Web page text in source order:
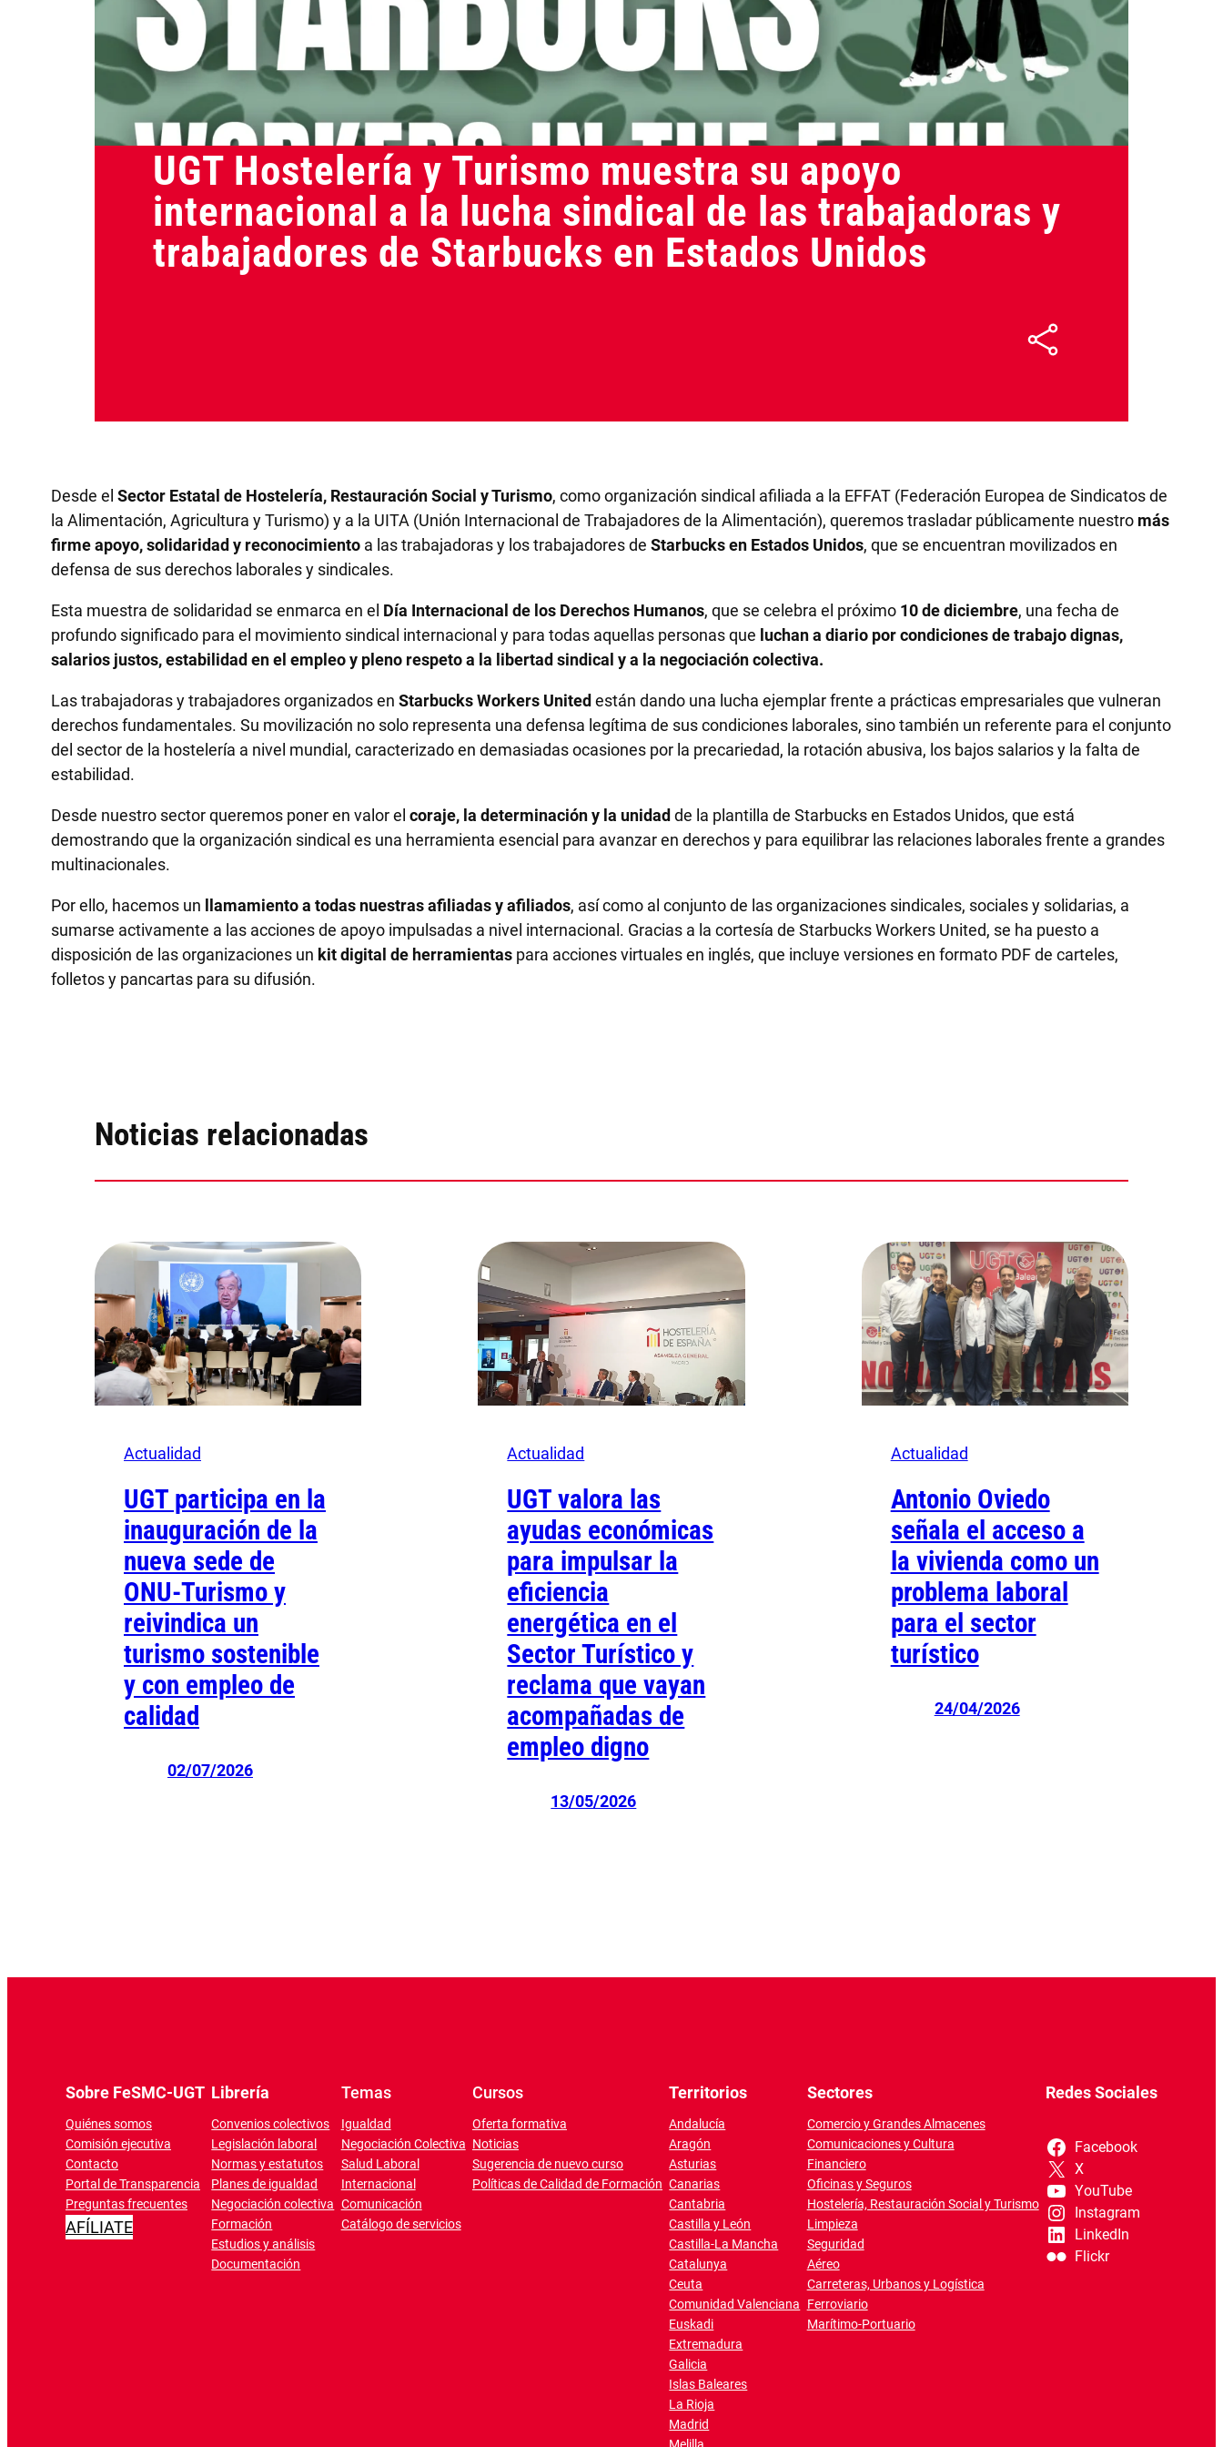
Actualidad 10/12/2025
UGT Hostelería y Turismo muestra su apoyo
internacional a la lucha sindical de las trabajadoras y
trabajadores de Starbucks en Estados Unidos
Desde el Sector Estatal de Hostelería, Restauración Social y Turismo, como organización sindical afiliada a la EFFAT (Federación Europea de Sindicatos de
la Alimentación, Agricultura y Turismo) y a la UITA (Unión Internacional de Trabajadores de la Alimentación), queremos trasladar públicamente nuestro más
firme apoyo, solidaridad y reconocimiento a las trabajadoras y los trabajadores de Starbucks en Estados Unidos, que se encuentran movilizados en
defensa de sus derechos laborales y sindicales.
Esta muestra de solidaridad se enmarca en el Día Internacional de los Derechos Humanos, que se celebra el próximo 10 de diciembre, una fecha de
profundo significado para el movimiento sindical internacional y para todas aquellas personas que luchan a diario por condiciones de trabajo dignas,
salarios justos, estabilidad en el empleo y pleno respeto a la libertad sindical y a la negociación colectiva.
Las trabajadoras y trabajadores organizados en Starbucks Workers Unitedestán dando una lucha ejemplar frente a prácticas empresariales que vulneran
derechos fundamentales. Su movilización no solo representa una defensa legítima de sus condiciones laborales, sino también un referente para el conjunto
del sector de la hostelería a nivel mundial, caracterizado en demasiadas ocasiones por la precariedad, la rotación abusiva, los bajos salarios y la falta de
estabilidad.
Desde nuestro sector queremos poner en valor el coraje, la determinación y la unidadde la plantilla de Starbucks en Estados Unidos, que está
demostrando que la organización sindical es una herramienta esencial para avanzar en derechos y para equilibrar las relaciones laborales frente a grandes
multinacionales.
Por ello, hacemos un llamamiento a todas nuestras afiliadas y afiliados, así como al conjunto de las organizaciones sindicales, sociales y solidarias, a
sumarse activamente a las acciones de apoyo impulsadas a nivel internacional. Gracias a la cortesía de Starbucks Workers United, se ha puesto a
disposición de las organizaciones un kit digital de herramientas para acciones virtuales en inglés, que incluye versiones en formato PDF de carteles,
folletos y pancartas para su difusión.
Noticias relacionadas
Actualidad
UGT participa en la
inauguración de la
nueva sede de
ONU-Turismo y
reivindica un
turismo sostenible
y con empleo de
calidad
02/07/2026
Actualidad
UGT valora las
ayudas económicas
para impulsar la
eficiencia
energética en el
Sector Turístico y
reclama que vayan
acompañadas de
empleo digno
13/05/2026
Actualidad
Antonio Oviedo
señala el acceso a
la vivienda como un
problema laboral
para el sector
turístico
24/04/2026
Sobre FeSMC-UGT
Quiénes somos
Comisión ejecutiva
Contacto
Portal de Transparencia
Preguntas frecuentes
AFÍLIATE
Librería
Convenios colectivos
Legislación laboral
Normas y estatutos
Planes de igualdad
Negociación colectiva
Formación
Estudios y análisis
Documentación
Temas
Igualdad
Negociación Colectiva
Salud Laboral
Internacional
Comunicación
Catálogo de servicios
Cursos
Oferta formativa
Noticias
Sugerencia de nuevo curso
Políticas de Calidad de Formación
Territorios
Andalucía
Aragón
Asturias
Canarias
Cantabria
Castilla y León
Castilla-La Mancha
Catalunya
Ceuta
Comunidad Valenciana
Euskadi
Extremadura
Galicia
Islas Baleares
La Rioja
Madrid
Sectores
Comercio y Grandes Almacenes
Comunicaciones y Cultura
Financiero
Oficinas y Seguros
Hostelería, Restauración Social y Turismo
Limpieza
Seguridad
Aéreo
Carreteras, Urbanos y Logística
Ferroviario
Marítimo-Portuario
Redes Sociales
Facebook
X
YouTube
Instagram
LinkedIn
Flickr